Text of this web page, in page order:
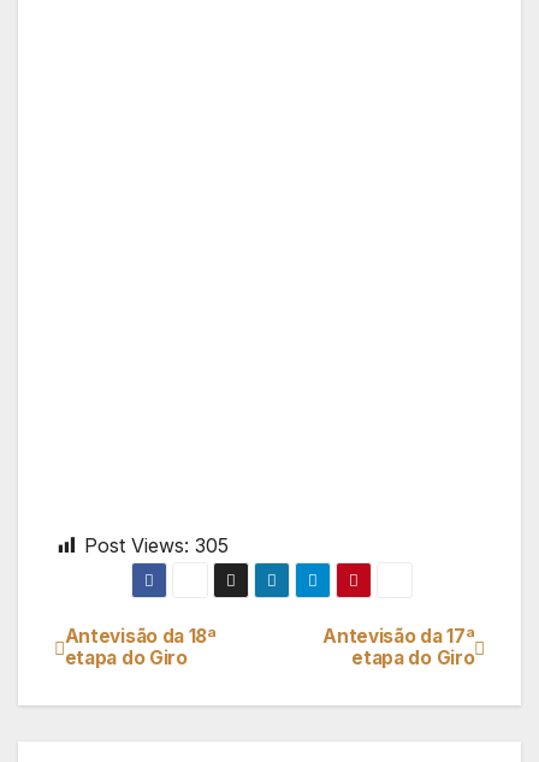
Post Views: 305
Navegação
de
Antevisão da 17ª
etapa do Giro
Antevisão da 18ª
etapa do Giro